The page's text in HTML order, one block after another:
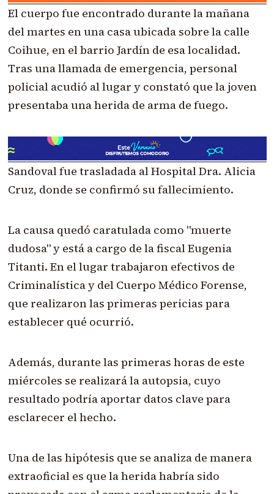
El cuerpo fue encontrado durante la mañana
del martes en una casa ubicada sobre la calle
Coihue, en el barrio Jardín de esa localidad.
Tras una llamada de emergencia, personal
policial acudió al lugar y constató que la joven
presentaba una herida de arma de fuego.
Sandoval fue trasladada al Hospital Dra. Alicia
Cruz, donde se confirmó su fallecimiento.
La causa quedó caratulada como "muerte
dudosa" y está a cargo de la fiscal Eugenia
Titanti. En el lugar trabajaron efectivos de
Criminalística y del Cuerpo Médico Forense,
que realizaron las primeras pericias para
establecer qué ocurrió.
Además, durante las primeras horas de este
miércoles se realizará la autopsia, cuyo
resultado podría aportar datos clave para
esclarecer el hecho.
Una de las hipótesis que se analiza de manera
extraoficial es que la herida habría sido